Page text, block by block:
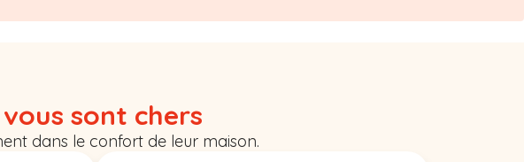
sont chers
dans le confort de leur maison.